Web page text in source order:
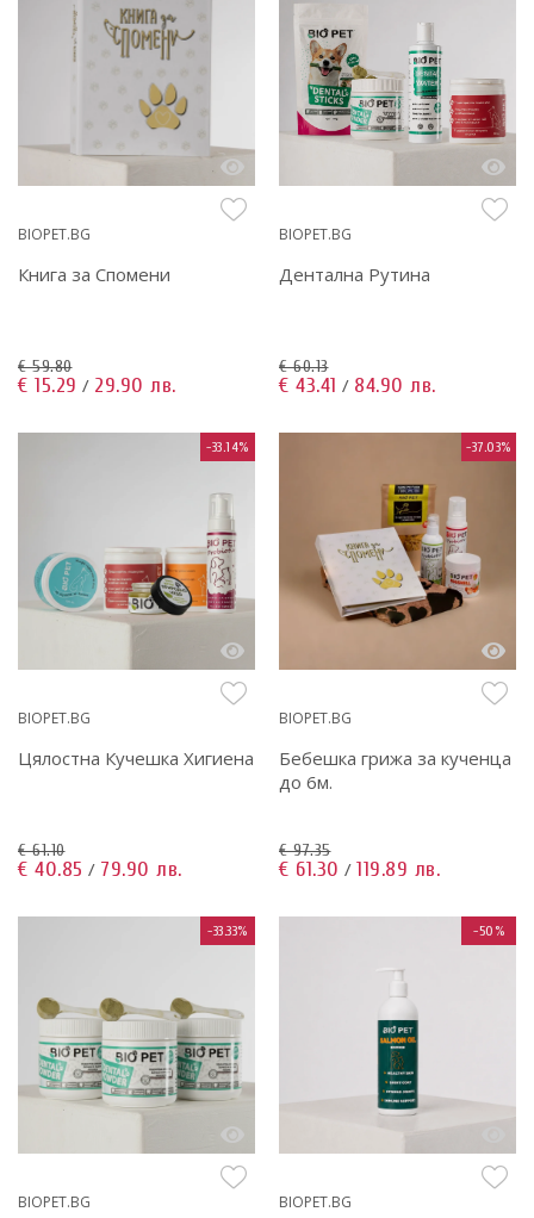
BIOPET.BG
Книга за Спомени
€ 59.80
€ 15.29 / 29.90 лв.
BIOPET.BG
Дентална Рутина
€ 60.13
€ 43.41 / 84.90 лв.
-33.14%
BIOPET.BG
Цялостна Кучешка Хигиена
€ 61.10
€ 40.85 / 79.90 лв.
-37.03%
BIOPET.BG
Бебешка грижа за кученца
до 6м.
€ 97.35
€ 61.30 / 119.89 лв.
-33.33%
BIOPET.BG
-50%
BIOPET.BG